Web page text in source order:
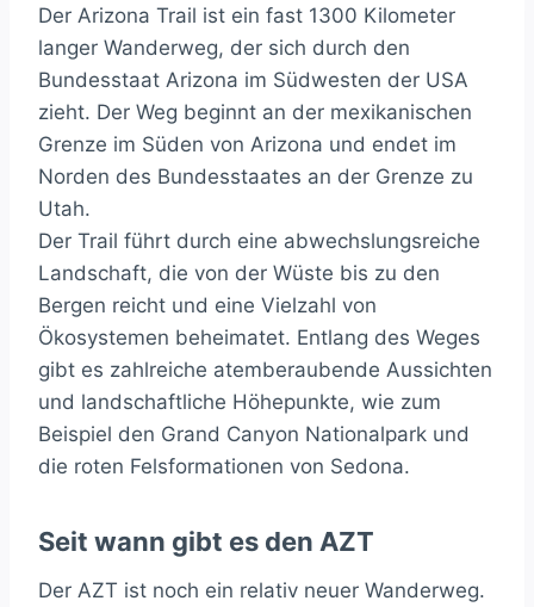
Der Arizona Trail ist ein fast 1300 Kilometer
langer Wanderweg, der sich durch den
Bundesstaat Arizona im Südwesten der USA
zieht. Der Weg beginnt an der mexikanischen
Grenze im Süden von Arizona und endet im
Norden des Bundesstaates an der Grenze zu
Utah.
Der Trail führt durch eine abwechslungsreiche
Landschaft, die von der Wüste bis zu den
Bergen reicht und eine Vielzahl von
Ökosystemen beheimatet. Entlang des Weges
gibt es zahlreiche atemberaubende Aussichten
und landschaftliche Höhepunkte, wie zum
Beispiel den Grand Canyon Nationalpark und
die roten Felsformationen von Sedona.
Seit wann gibt es den AZT
Der AZT ist noch ein relativ neuer Wanderweg.